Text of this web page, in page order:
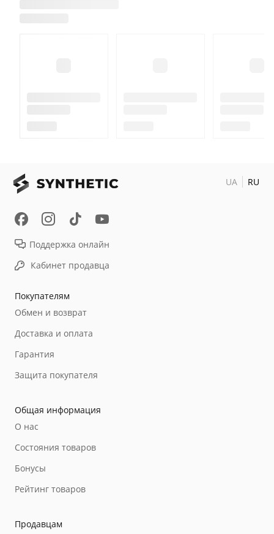
Покупателям
Обмен и возврат
Доставка и оплата
Гарантия
Защита покупателя
Общая информация
О нас
Состояния товаров
Бонусы
Рейтинг товаров
Продавцам
Поддержка онлайн
Кабинет продавца
UA RU